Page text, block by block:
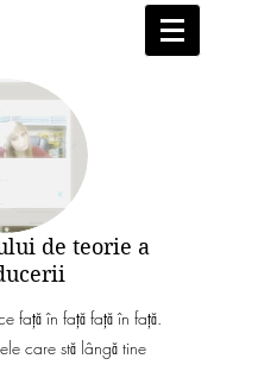
de teorie a
față în față față în față.
care stă lângă tine